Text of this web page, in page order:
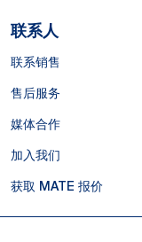
联系人
联系销售
售后服务
媒体合作
加入我们
获取 MATE 报价